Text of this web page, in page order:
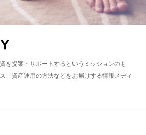
を提案・サポートするというミッションのも
、資産運用の方法などをお届けする情報メディ